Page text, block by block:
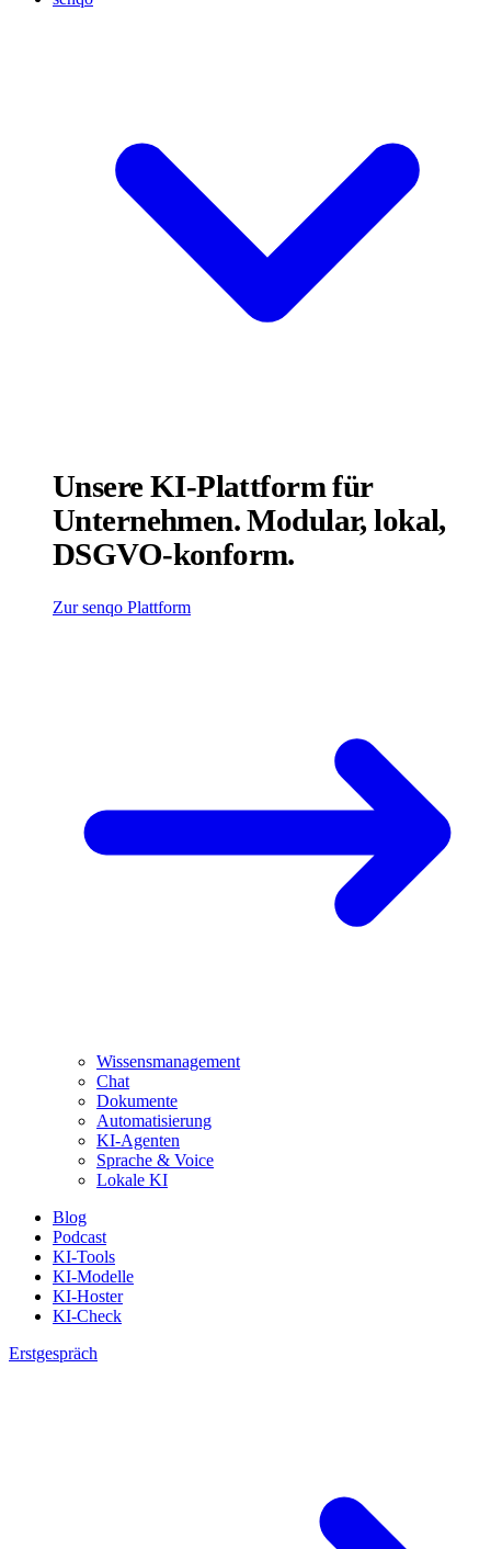
Unsere KI-Plattform für
Unternehmen. Modular, lokal,
DSGVO-konform.
Zur senqo Plattform
Wissensmanagement
Chat
Dokumente
Automatisierung
KI-Agenten
Sprache & Voice
Lokale KI
Blog
Podcast
KI-Tools
KI-Modelle
KI-Hoster
KI-Check
Erstgespräch